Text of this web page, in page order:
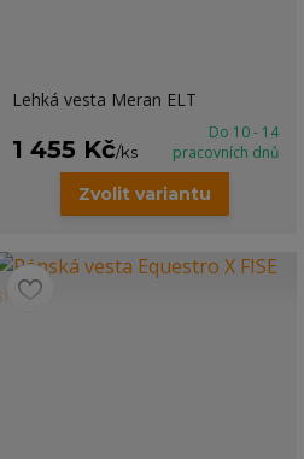
Lehká vesta Meran ELT
1 455 Kč/ks
Do 10 - 14
pracovních dnů
Zvolit variantu